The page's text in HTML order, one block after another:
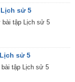
sử 5
bài tập Lịch sử 5
sử 5
bài tập Lịch sử 5